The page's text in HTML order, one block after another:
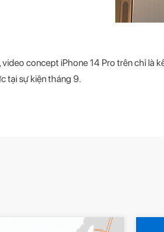
video concept iPhone 14 Pro trên chỉ là
tại sự kiện tháng 9.